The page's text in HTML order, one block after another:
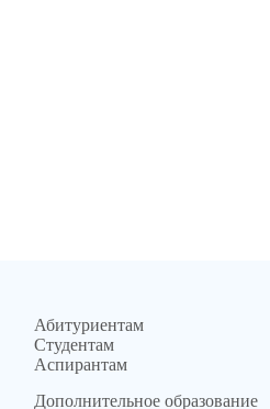
Абитуриентам
Студентам
Аспирантам
Дополнительное образование